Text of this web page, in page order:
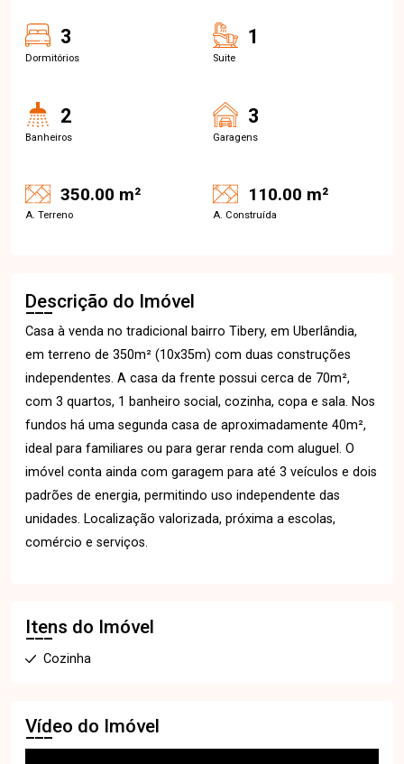
3
Dormitórios
1
Suite
2
Banheiros
3
Garagens
350.00 m²
A. Terreno
110.00 m²
A. Construída
Descrição do Imóvel
Casa à venda no tradicional bairro Tibery, em Uberlândia,
em terreno de 350m² (10x35m) com duas construções
independentes. A casa da frente possui cerca de 70m²,
com 3 quartos, 1 banheiro social, cozinha, copa e sala. Nos
fundos há uma segunda casa de aproximadamente 40m²,
ideal para familiares ou para gerar renda com aluguel. O
imóvel conta ainda com garagem para até 3 veículos e dois
padrões de energia, permitindo uso independente das
unidades. Localização valorizada, próxima a escolas,
comércio e serviços.
Itens do Imóvel
Cozinha
Vídeo do Imóvel